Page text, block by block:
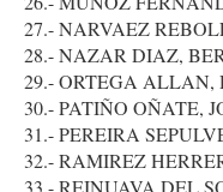
27.- NARVAEZ
28.- NAZAR DIAZ,
29.- ORTEGA ALLAN,
30.- PATIÑO OÑATE,
31.- PEREIRA
32.- RAMIREZ
33.- REINUAVA DEL